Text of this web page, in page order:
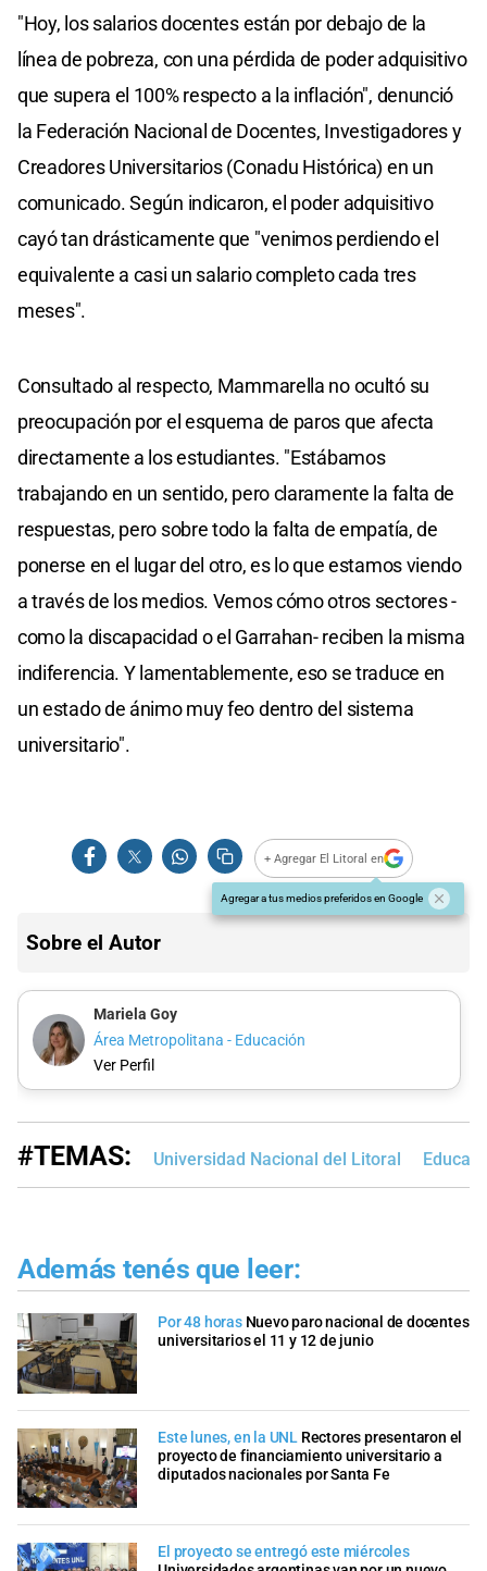
"Hoy, los salarios docentes están por debajo de la
línea de pobreza, con una pérdida de poder adquisitivo
que supera el 100% respecto a la inflación", denunció
la Federación Nacional de Docentes, Investigadores y
Creadores Universitarios (Conadu Histórica) en un
comunicado. Según indicaron, el poder adquisitivo
cayó tan drásticamente que "venimos perdiendo el
equivalente a casi un salario completo cada tres
meses".
Consultado al respecto, Mammarella no ocultó su
preocupación por el esquema de paros que afecta
directamente a los estudiantes. "Estábamos
trabajando en un sentido, pero claramente la falta de
respuestas, pero sobre todo la falta de empatía, de
ponerse en el lugar del otro, es lo que estamos viendo
a través de los medios. Vemos cómo otros sectores -
como la discapacidad o el Garrahan- reciben la misma
indiferencia. Y lamentablemente, eso se traduce en
un estado de ánimo muy feo dentro del sistema
universitario".
+ Agregar El Litoral en
Agregar a tus medios preferidos en Google
Sobre el Autor
Mariela Goy
Área Metropolitana - Educación
Ver Perfil
#TEMAS: Universidad Nacional del Litoral
Además tenés que leer:
Por 48 horas Nuevo paro nacional de docentes
universitarios el 11 y 12 de junio
Este lunes, en la UNL Rectores presentaron el
proyecto de financiamiento universitario a
diputados nacionales por Santa Fe
El proyecto se entregó este miércoles